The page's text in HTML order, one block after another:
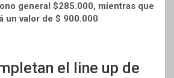
general $285.000, mientras que
un valor de $ 900.000.
el line up de